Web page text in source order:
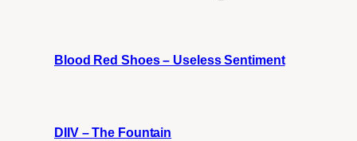
Blood Red Shoes – Useless Sentiment
DIIV – The Fountain